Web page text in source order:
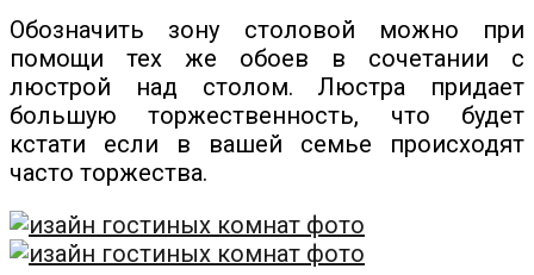
Обозначить зону столовой можно при
помощи тех же обоев в сочетании с
люстрой над столом. Люстра придает
большую торжественность, что будет
кстати если в вашей семье происходят
часто торжества.